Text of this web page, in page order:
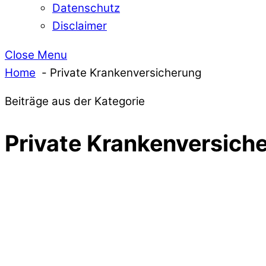
Datenschutz
Disclaimer
Close Menu
Home
Private Krankenversicherung
Beiträge aus der Kategorie
Private